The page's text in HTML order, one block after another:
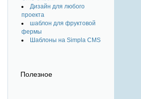
Дизайн для любого
проекта
шаблон для фруктовой
фермы
Шаблоны на Simpla CMS
Полезное